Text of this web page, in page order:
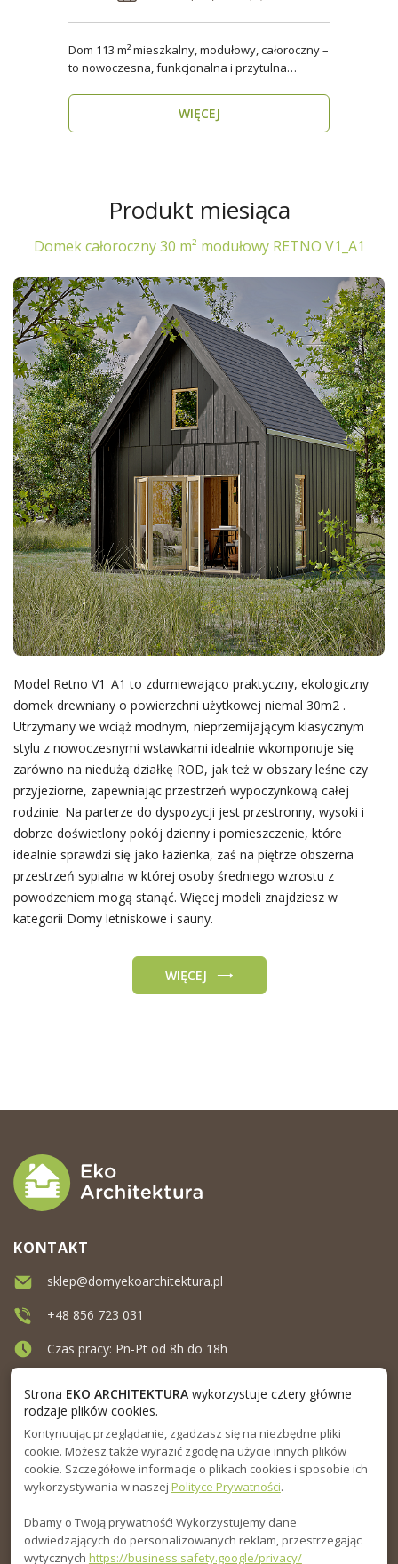
Dom 113 m² mieszkalny, modułowy, całoroczny –
to nowoczesna, funkcjonalna i przytulna
WIĘCEJ
Produkt miesiąca
Domek całoroczny 30 m² modułowy RETNO V1_A1
Model Retno V1_A1 to zdumiewająco praktyczny, ekologiczny
domek drewniany o powierzchni użytkowej niemal 30m2 .
Utrzymany we wciąż modnym, nieprzemijającym klasycznym
stylu z nowoczesnymi wstawkami idealnie wkomponuje się
zarówno na niedużą działkę ROD, jak też w obszary leśne czy
przyjeziorne, zapewniając przestrzeń wypoczynkową całej
rodzinie. Na parterze do dyspozycji jest przestronny, wysoki i
dobrze doświetlony pokój dzienny i pomieszczenie, które
idealnie sprawdzi się jako łazienka, zaś na piętrze obszerna
przestrzeń sypialna w której osoby średniego wzrostu z
powodzeniem mogą stanąć. Więcej modeli znajdziesz w
kategorii Domy letniskowe i sauny.
WIĘCEJ
MENU
INFORMACJA
PORADNIK
KONTAKT
sklep@domyekoarchitektura.pl
+48 856 723 031
Czas pracy: Pn-Pt od 8h do 18h
Strona EKO ARCHITEKTURAwykorzystuje cztery główne
rodzaje plików cookies.
Kontynuując przeglądanie, zgadzasz się na niezbędne pliki
cookie. Możesz także wyrazić zgodę na użycie innych plików
cookie. Szczegółowe informacje o plikach cookies i sposobie ich
wykorzystywania w naszej Polityce Prywatności.
Dbamy o Twoją prywatność! Wykorzystujemy dane
odwiedzających do personalizowanych reklam, przestrzegając
wytycznych https://business.safety.google/privacy/